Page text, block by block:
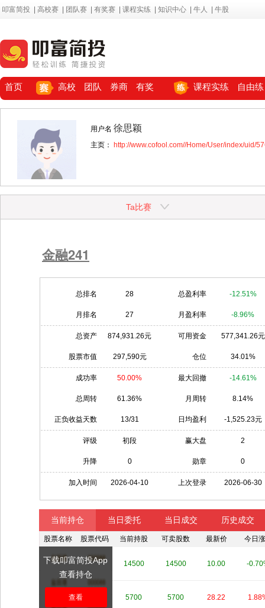
叩富简投 高校赛 团队赛 有奖赛 课程实练 知识中心 牛人 牛股
首页 高校 团队 券商 有奖 课程实练 自由练
用户名 徐思颖
主页： http://www.cofool.com//Home/User/index/uid/
Ta比赛
金融241
总排名 28 总盈利率 -12.51%
月排名 27 月盈利率 -8.96%
总资产 874,931.26元 可用资金 577,341.26元
股票市值 297,590元 仓位 34.01%
成功率 50.00% 最大回撤 -14.61%
总周转 61.36% 月周转 8.14%
正负收益天数 13/31 日均盈利 -1,525.23元
评级 初段 赢大盘 2
升降 0 勋章 0
加入时间 2026-04-10 上次登录 2026-06-30
当前持仓 当日委托 当日成交 历史成交
股票名称 股票代码 当前持股 可卖股数 最新价 今日
**** **** 14500 14500 10.00 -
5700 5700 28.22
下载叩富简投App
查看持仓
查看